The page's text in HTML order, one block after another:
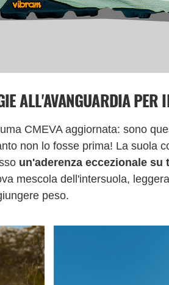
ALL'AVANGUARDIA
CMEVA aggiornata: sono
non lo fosse prima! La suola
un'aderenza eccezionale
mescola dell'intersuola,
peso.